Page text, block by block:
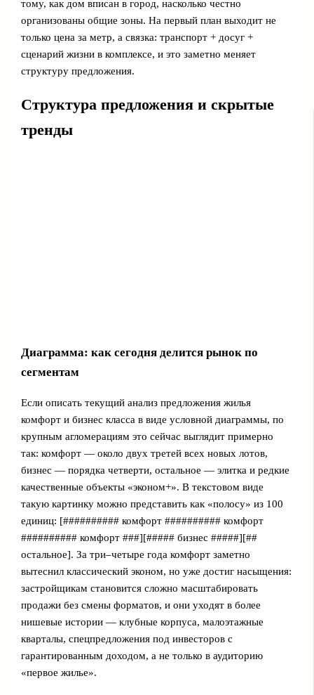
тому, как дом вписан в город, насколько честно
организованы общие зоны. На первый план выходит не
только цена за метр, а связка: транспорт + досуг +
сценарий жизни в комплексе, и это заметно меняет
структуру предложения.
Структура предложения и скрытые
тренды
Диаграмма: как сегодня делится рынок по
сегментам
Если описать текущий анализ предложения жилья
комфорт и бизнес класса в виде условной диаграммы, по
крупным агломерациям это сейчас выглядит примерно
так: комфорт — около двух третей всех новых лотов,
бизнес — порядка четверти, остальное — элитка и редкие
качественные объекты «эконом+». В текстовом виде
такую картинку можно представить как «полосу» из 100
единиц: [########## комфорт ########## комфорт
########## комфорт ###][##### бизнес #####][##
остальное]. За три–четыре года комфорт заметно
вытеснил классический эконом, но уже достиг насыщения:
застройщикам становится сложно масштабировать
продажи без смены форматов, и они уходят в более
нишевые истории — клубные корпуса, малоэтажные
кварталы, спецпредложения под инвесторов с
гарантированным доходом, а не только в аудиторию
«первое жилье».